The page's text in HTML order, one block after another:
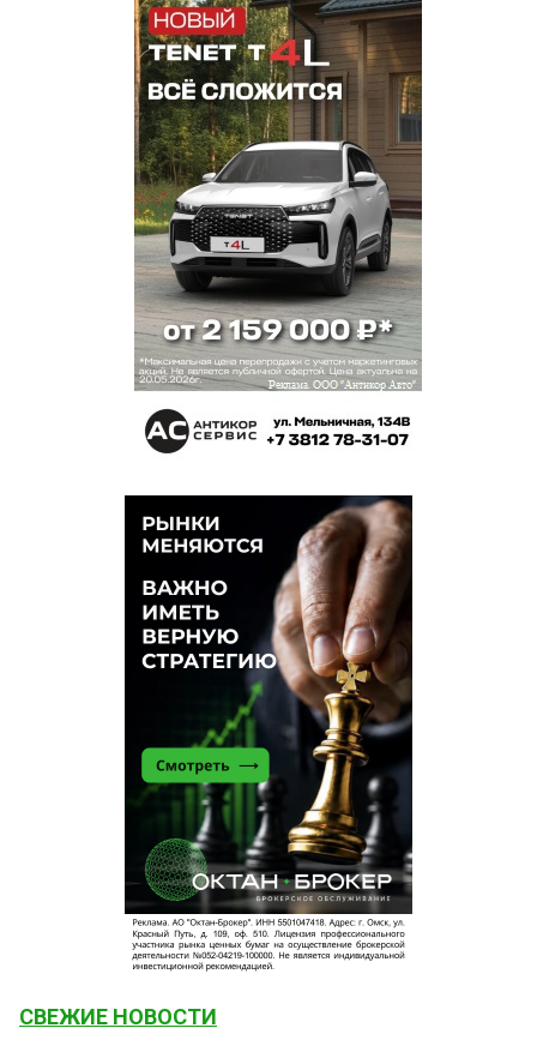
СВЕЖИЕ НОВОСТИ